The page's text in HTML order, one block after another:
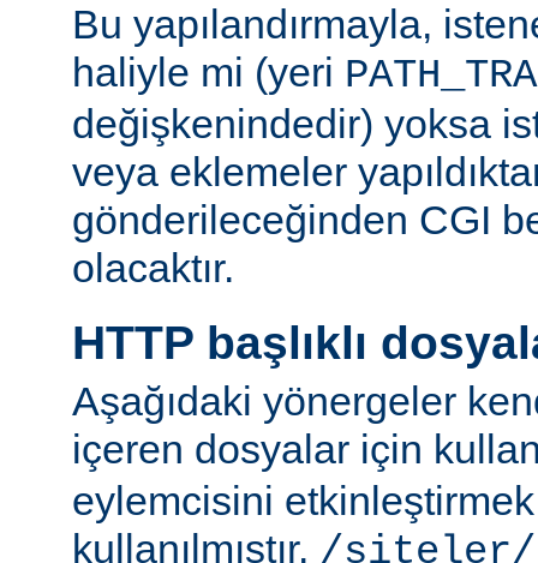
Bu yapılandırmayla,
haliyle mi (yeri
değişkenindedir) yoksa
veya eklemeler
gönderileceğinden CGI
olacaktır.
HTTP başlıklı
Aşağıdaki yönergeler
içeren dosyalar için
eylemcisini
kullanılmıştır. /siteler/